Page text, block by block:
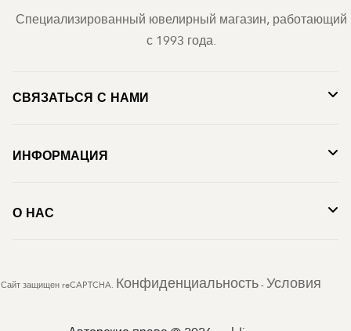
Специализированный ювелирный магазин, работающий
с 1993 года.
СВЯЗАТЬСЯ С НАМИ
ИНФОРМАЦИЯ
О НАС
Сайт защищен reCAPTCHA. Конфиденциальность - Условия